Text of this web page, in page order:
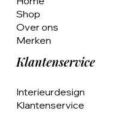
Shop
Over ons
Merken
Klantenservice
Interieurdesign
Klantenservice